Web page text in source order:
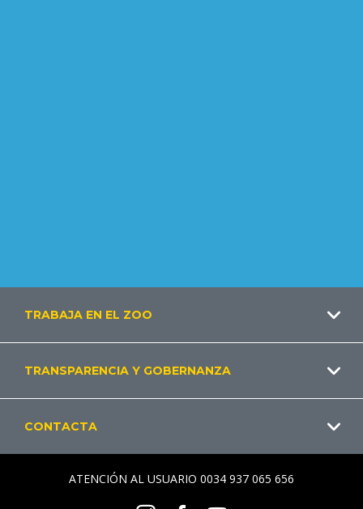
Footer
TRABAJA EN EL ZOO
TRANSPARENCIA Y GOBERNANZA
CONTACTA
ATENCIÓN AL USUARIO 0034 937 065 656